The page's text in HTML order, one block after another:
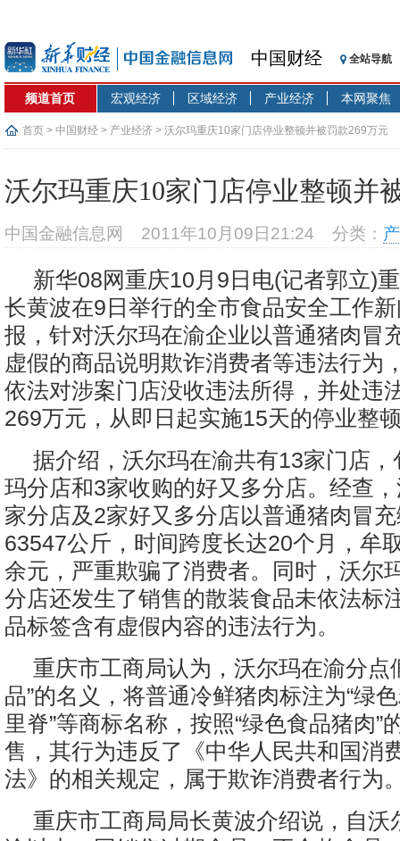
中国财经 全站导航
频道首页 宏观经济 区域经济 产业经济 本网聚焦
首页 > 中国财经 > 产业经济 > 沃尔玛重庆10家门店停业整顿并被罚款269万元
沃尔玛重庆10家门店停业整顿并
中国金融信息网 2011年10月09日21:24 分类：
新华08网重庆10月9日电(记者郭立)
长黄波在9日举行的全市食品安全工作
报，针对沃尔玛在渝企业以普通猪肉冒
虚假的商品说明欺诈消费者等违法行为
依法对涉案门店没收违法所得，并处违
269万元，从即日起实施15天的停业整
据介绍，沃尔玛在渝共有13家门店
玛分店和3家收购的好又多分店。经查
家分店及2家好又多分店以普通猪肉冒
63547公斤，时间跨度长达20个月，牟
余元，严重欺骗了消费者。同时，沃尔
分店还发生了销售的散装食品未依法标
品标签含有虚假内容的违法行为。
重庆市工商局认为，沃尔玛在渝分点
品”的名义，将普通冷鲜猪肉标注为“绿
里脊”等商标名称，按照“绿色食品猪肉”
售，其行为违反了《中华人民共和国消
法》的相关规定，属于欺诈消费者行为
重庆市工商局局长黄波介绍说，自沃